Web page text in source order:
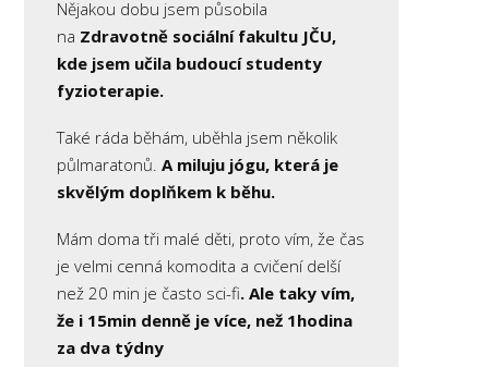
Nějakou dobu jsem působila
na Zdravotně sociální fakultu JČU,
kde jsem učila budoucí studenty
fyzioterapie.
Také ráda běhám, uběhla jsem několik
půlmaratonů.A miluju jógu, která je
skvělým doplňkem k běhu.
Mám doma tři malé děti, proto vím, že čas
je velmi cenná komodita a cvičení delší
než 20 min je často sci-fi. Ale taky vím,
že i 15min denně je více, než 1hodina
za dva týdny